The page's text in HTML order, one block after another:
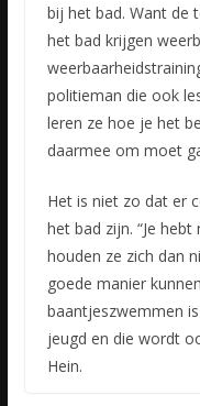
bij het bad. Want de
het bad krijgen
politieman die ook
leren ze hoe je het
daarmee om moet
Het is niet zo dat er
het bad zijn. “Je
houden ze zich dan
goede manier
baantjeszwemmen
jeugd en die wordt
Hein.